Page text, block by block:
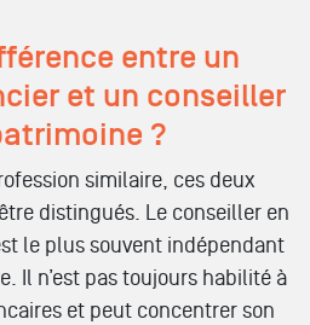
entre un
et un conseiller
?
similaire, ces deux
distingués. Le conseiller en
le plus souvent indépendant
Il n’est pas toujours habilité à
et peut concentrer son